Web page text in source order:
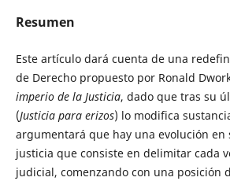
Resumen
Este artículo dará cuenta de una
de Derecho propuesto por Ronald
imperio de la Justicia, dado que tras su
(Justicia para erizos) lo modifica
argumentará que hay una evolución
justicia que consiste en delimitar cada
judicial, comenzando con una posición